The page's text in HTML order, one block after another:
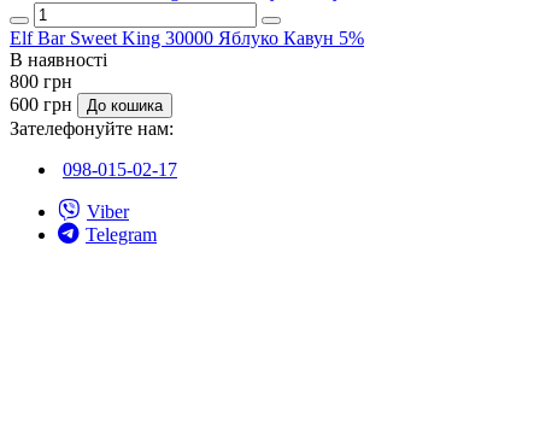
Elf Bar Sweet King 30000 Яблуко Кавун 5%
В наявності
800 грн
600 грн
До кошика
Зателефонуйте нам:
098-015-02-17
Viber
Telegram